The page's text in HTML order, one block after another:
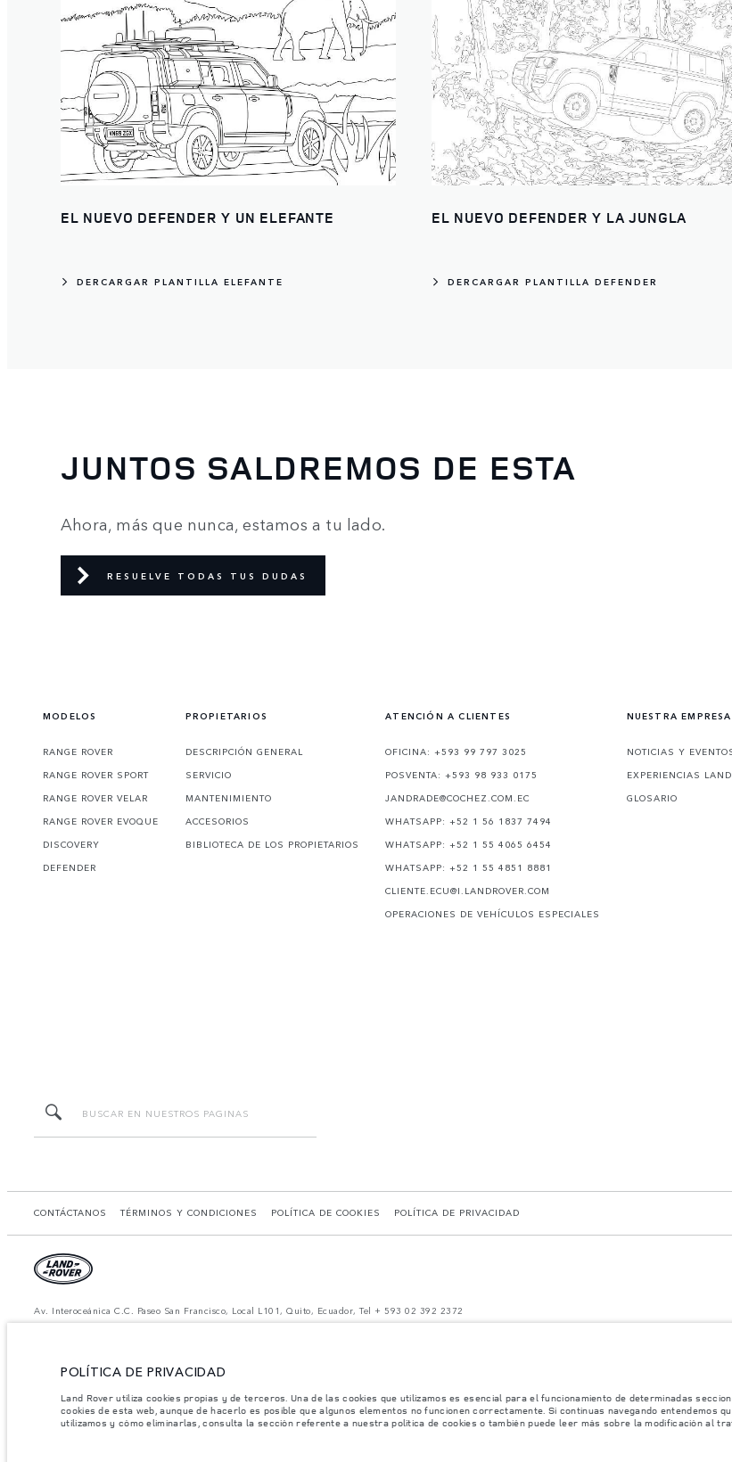
EL NUEVO DEFENDER Y UN ELEFANTE
DERCARGAR PLANTILLA ELEFANTE
EL NUEVO DEFENDER Y LA JUNGLA
DERCARGAR PLANTILLA DEFENDER
JUNTOS SALDREMOS DE ESTA
Ahora, más que nunca, estamos a tu lado.
RESUELVE TODAS TUS DUDAS
MODELOS
RANGE ROVER
RANGE ROVER SPORT
RANGE ROVER VELAR
RANGE ROVER EVOQUE
DISCOVERY
DEFENDER
PROPIETARIOS
DESCRIPCIÓN GENERAL
SERVICIO
MANTENIMIENTO
ACCESORIOS
BIBLIOTECA DE LOS PROPIETARIOS
ATENCIÓN A CLIENTES
OFICINA: +593 99 797 3025
POSVENTA: +593 98 933 0175
JANDRADE@COCHEZ.COM.EC
WHATSAPP: +52 1 56 1837 7494
WHATSAPP: +52 1 55 4065 6454
WHATSAPP: +52 1 55 4851 8881
CLIENTE.ECU@I.LANDROVER.COM
OPERACIONES DE VEHÍCULOS ESPECIALES
NUESTRA EMPRESA
NOTICIAS Y
EXPERIENCIAS LAND
GLOSARIO
CONTÁCTANOS TÉRMINOS Y CONDICIONES POLÍTICA DE COOKIES POLÍTICA DE PRIVACIDAD
Av. Interoceánica C.C. Paseo San Francisco, Local L101, Quito, Ecuador, Tel + 593 02 392 2372
Nota importante sobre imágenes y especificaciones.
dinámica y como resultado de ella, el uso de fotografías en este sitio web puede no reflejar completamente las especificaciones disponibles de
Jaguar Land Rover Limited busca constantemente nuevas formas de mejorar las especificaciones, el diseño y la producción de sus vehículos, piezas y
modelo, algunas funciones serán opcionales o vendrán incluidas de serie. La información, las especificaciones, los motores y los colores que aparecen en
POLÍTICA DE PRIVACIDAD
Land Rover utiliza cookies propias y de terceros. Una de las cookies que utilizamos es esencial para el funcionamiento de determinadas
cookies de esta web, aunque de hacerlo es posible que algunos elementos no funcionen correctamente. Si continuas navegando entendemos
utilizamos y cómo eliminarlas, consulta la sección referente a nuestra política de cookies o también puede leer más sobre la modificación al